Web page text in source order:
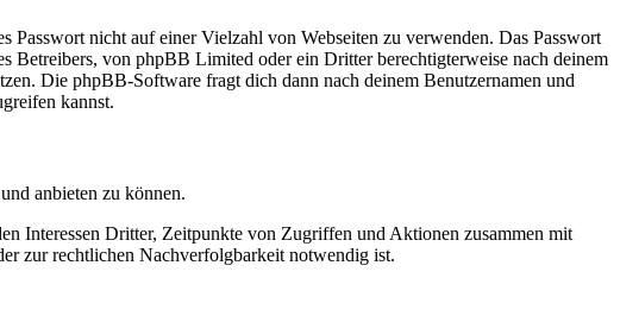
Passwort nicht auf einer Vielzahl von Webseiten zu verwenden. Das Passwort
Betreibers, von phpBB Limited oder ein Dritter berechtigterweise nach deinem
Die phpBB-Software fragt dich dann nach deinem Benutzernamen und
kannst.
anbieten zu können.
Interessen Dritter, Zeitpunkte von Zugriffen und Aktionen zusammen mit
zur rechtlichen Nachverfolgbarkeit notwendig ist.